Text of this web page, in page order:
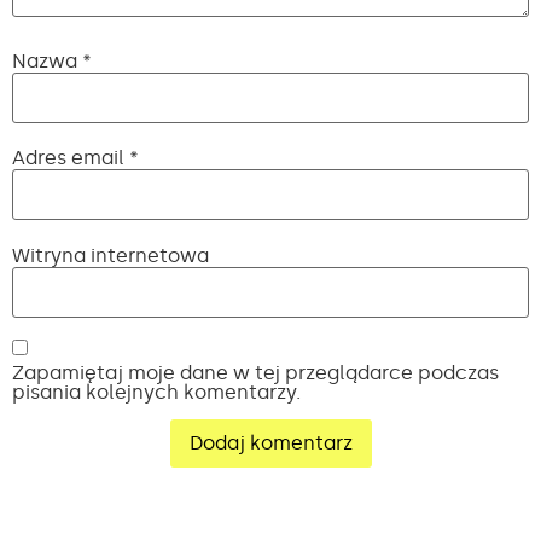
Nazwa *
Adres email *
Witryna internetowa
Zapamiętaj moje dane w tej przeglądarce podczas
pisania kolejnych komentarzy.